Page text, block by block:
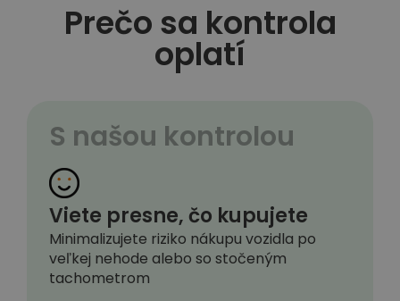
Prečo sa kontrola
oplatí
S našou kontrolou
Viete presne, čo kupujete
Minimalizujete riziko nákupu vozidla po
veľkej nehode alebo so stočeným
tachometrom